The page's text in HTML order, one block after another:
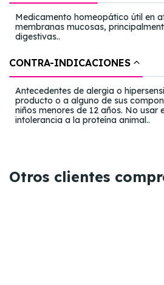
Medicamento homeopático útil en
membranas mucosas,
digestivas..
CONTRA-INDICACIONES
Antecedentes de alergia o
producto o a alguno de sus
niños menores de 12 años. No usar
intolerancia a la proteína animal..
Otros clientes